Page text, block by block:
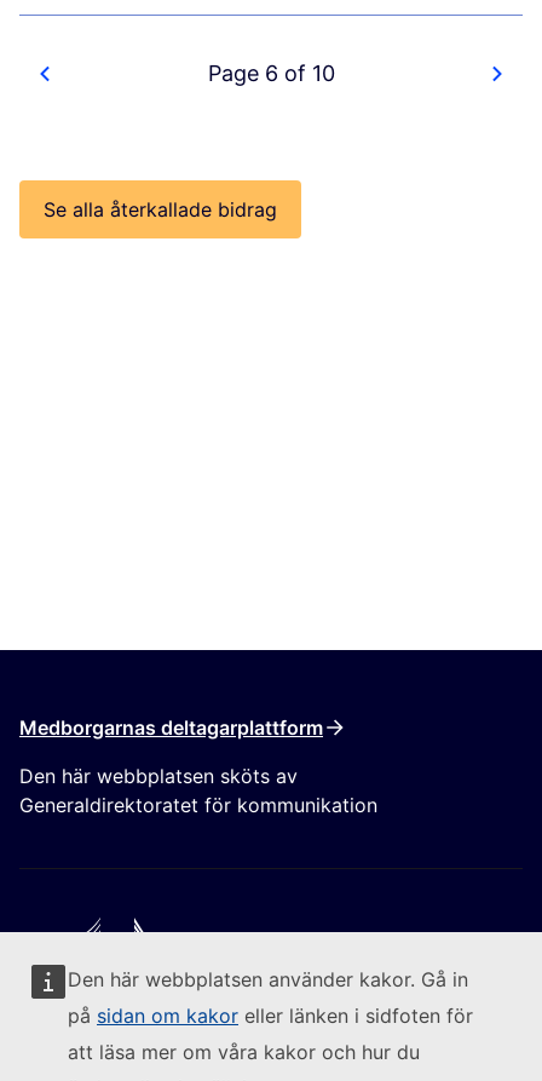
Den här webbplatsen använder kakor. Gå in
på sidan om kakor eller länken i sidfoten för
att läsa mer om våra kakor och hur du
Page 6 of 10
Se alla återkallade bidrag
Medborgarnas deltagarplattform
Den här webbplatsen sköts av
Generaldirektoratet för kommunikation
Följ kommissionen
Kontakta oss (Extern länk)